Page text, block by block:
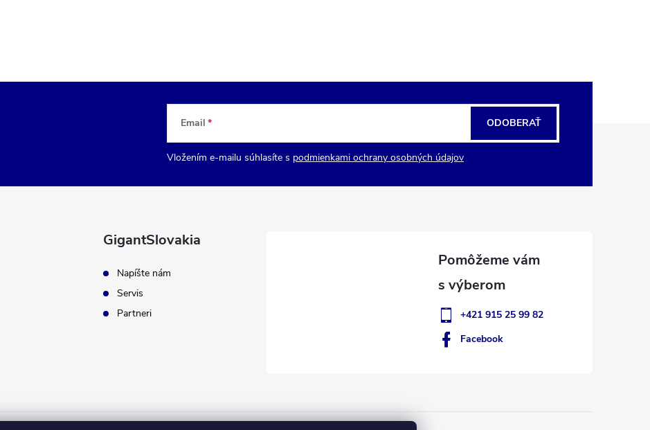
Email
Vložením e-mailu súhlasíte s podmienkami ochrany osobných údajov
ODOBERAŤ
GigantSlovakia
Napíšte nám
Servis
Partneri
+421 915 25 99 82
Facebook